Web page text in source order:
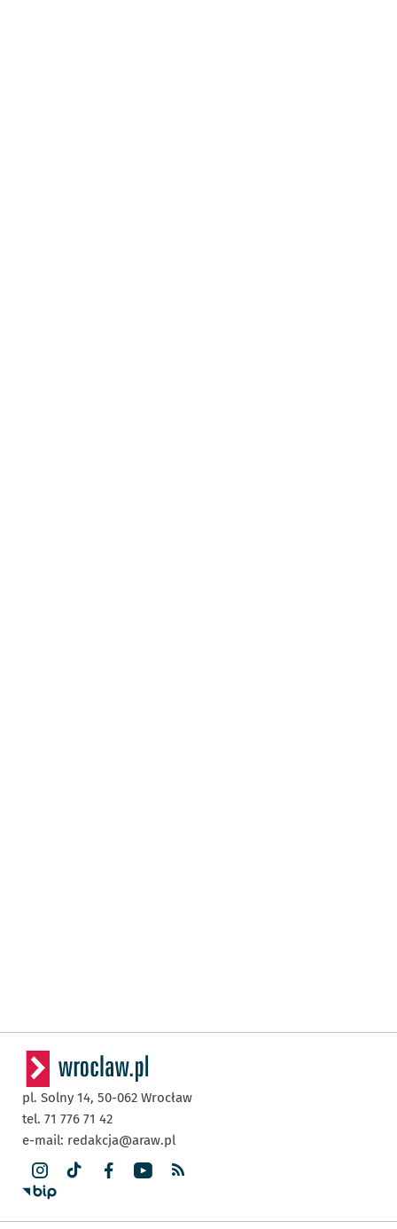
pl. Solny 14, 50-062 Wrocław
tel. 71 776 71 42
e-mail: redakcja@araw.pl